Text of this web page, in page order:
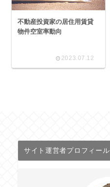
不動産投資家の居住用賃貸
物件空室率動向
2023.07.12
サイト運営者プロフィール